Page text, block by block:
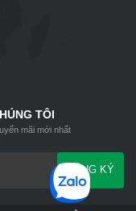
TÔI
mãi mới nhất
ĐĂNG KÝ